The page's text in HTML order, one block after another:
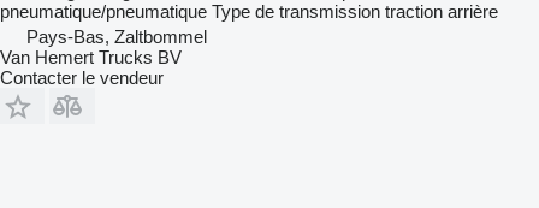
pneumatique/pneumatique Type de transmission traction arrière
Pays-Bas, Zaltbommel
Van Hemert Trucks BV
Contacter le vendeur